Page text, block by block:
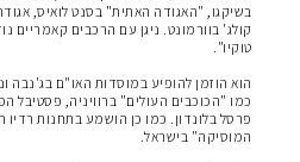
בשיקגו, "האגודה האתית" בסנט לואיס,
קולג' בוורמונט. ניגן עם הרכבים קאמריים
טוקיו".
הוא הוזמן להופיע במוסדות האו"ם בג'נבה
כמו "הכוכבים העולים" ברוויניה, פסטיבל
פרסל בלונדון. כמו כן הושמע בתחנות רדיו
המוסיקה" בישראל.